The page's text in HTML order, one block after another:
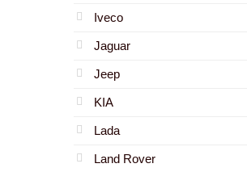
Iveco
Jaguar
Jeep
KIA
Lada
Land Rover